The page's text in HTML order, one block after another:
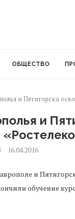
ОБЩЕСТВО
и Пятигорска
и
16.04.2016
и
обучение